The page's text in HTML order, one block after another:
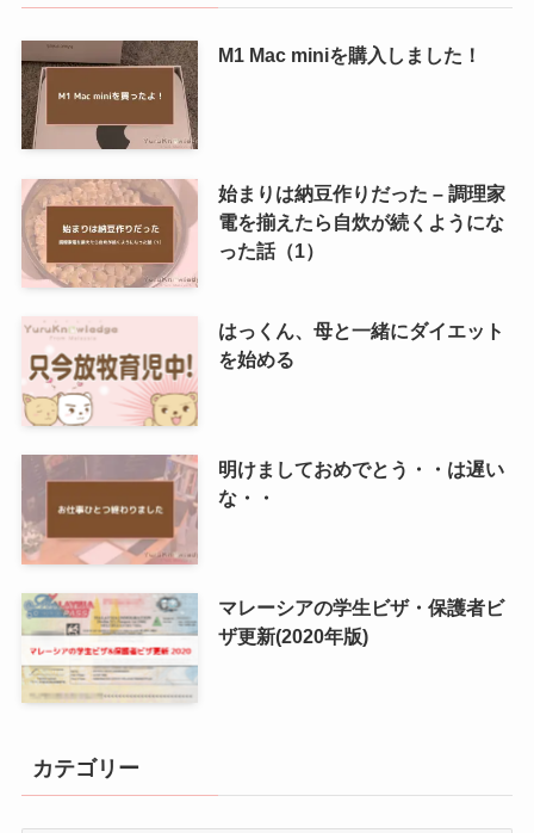
M1 Mac miniを購入しました！
始まりは納豆作りだった – 調理家
電を揃えたら自炊が続くようにな
った話（1）
はっくん、母と一緒にダイエット
を始める
明けましておめでとう・・は遅い
な・・
マレーシアの学生ビザ・保護者ビ
ザ更新(2020年版)
カテゴリー